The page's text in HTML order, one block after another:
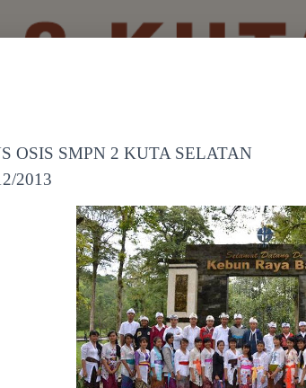
OSIS SMPN 2 KUTA SELATAN
2013